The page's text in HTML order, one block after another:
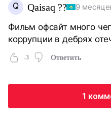
Q Qaisaq ?? 9
Фильм офсайт много
коррупции в дебрях
-3 Ответить
1